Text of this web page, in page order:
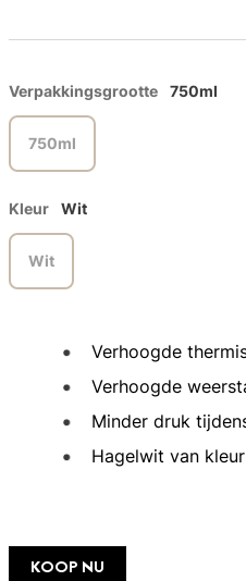
Verpakkingsgrootte 750ml
750ml
Kleur Wit
Wit
Verhoogde
Verhoogde
Minder druk
Hagelwit van kleur
KOOP NU